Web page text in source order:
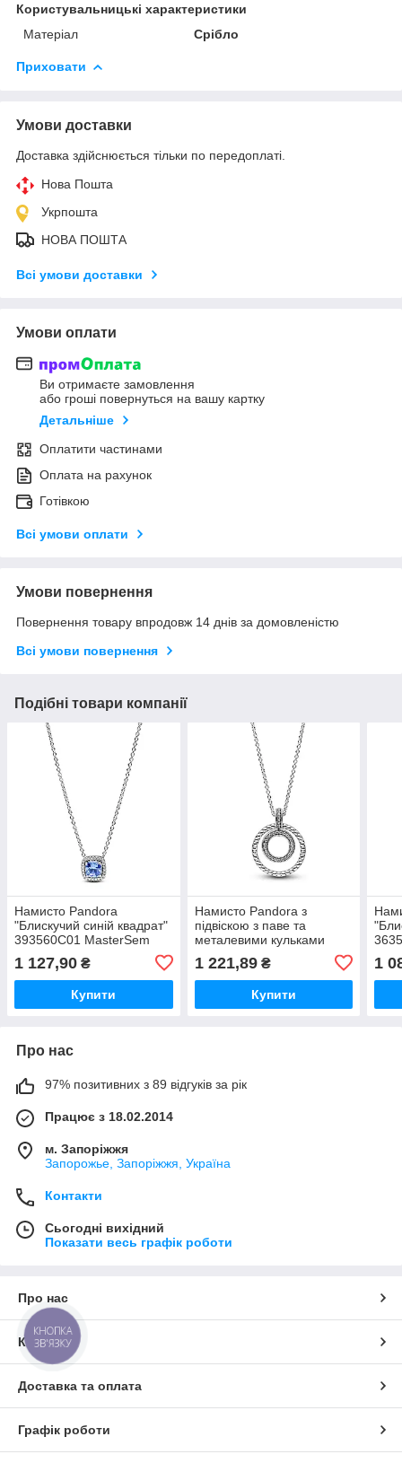
Користувальницькі характеристики
Матеріал
Срібло
Приховати
Умови доставки
Доставка здійснюється тільки по передоплаті.
Нова Пошта
Укрпошта
НОВА ПОШТА
Всі умови доставки
Умови оплати
Ви отримаєте замовлення
або гроші повернуться на вашу картку
Детальніше
Оплатити частинами
Оплата на рахунок
Готівкою
Всі умови оплати
Умови повернення
Повернення товару впродовж 14 днів за домовленістю
Всі умови повернення
Подібні товари компанії
Намисто Pandora
"Блискучий синій квадрат"
393560C01 MasterSem
1 127,90 ₴
Купити
Намисто Pandora з
підвіскою з паве та
металевими кульками
1 221,89₴
Купити
1
Про нас
97% позитивних з 89 відгуків за рік
Працює з 18.02.2014
м. Запоріжжя
Запорожье, Запоріжжя, Україна
Контакти
Сьогодні вихідний
Показати весь графік роботи
Про нас
Контакти
Доставка та оплата
Графік роботи
КНОПКА
ЗВ'ЯЗКУ